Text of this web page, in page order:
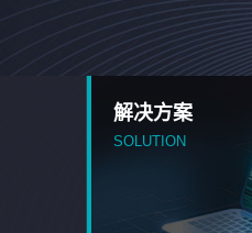
解决方案
SOLUTION